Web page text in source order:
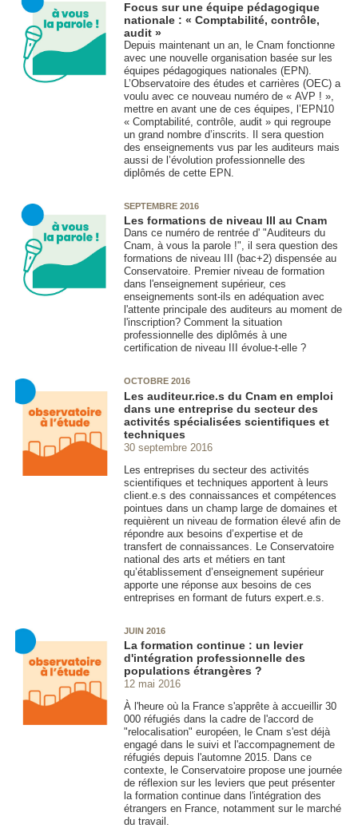
Focus sur une équipe pédagogique
nationale : « Comptabilité, contrôle,
audit »
Depuis maintenant un an, le Cnam fonctionne
avec une nouvelle organisation basée sur les
équipes pédagogiques nationales (EPN).
L’Observatoire des études et carrières (OEC) a
voulu avec ce nouveau numéro de « AVP ! »,
mettre en avant une de ces équipes, l’EPN10
« Comptabilité, contrôle, audit » qui regroupe
un grand nombre d’inscrits. Il sera question
des enseignements vus par les auditeurs mais
aussi de l’évolution professionnelle des
diplômés de cette EPN.
SEPTEMBRE 2016
Les formations de niveau III au Cnam
Dans ce numéro de rentrée d' "Auditeurs du
Cnam, à vous la parole !", il sera question des
formations de niveau III (bac+2) dispensée au
Conservatoire. Premier niveau de formation
dans l'enseignement supérieur, ces
enseignements sont-ils en adéquation avec
l'attente principale des auditeurs au moment de
l'inscription? Comment la situation
professionnelle des diplômés à une
certification de niveau III évolue-t-elle ?
OCTOBRE 2016
Les auditeur.rice.s du Cnam en emploi
dans une entreprise du secteur des
activités spécialisées scientifiques et
techniques
30 septembre 2016
Les entreprises du secteur des activités
scientifiques et techniques apportent à leurs
client.e.s des connaissances et compétences
pointues dans un champ large de domaines et
requièrent un niveau de formation élevé afin de
répondre aux besoins d’expertise et de
transfert de connaissances. Le Conservatoire
national des arts et métiers en tant
qu’établissement d’enseignement supérieur
apporte une réponse aux besoins de ces
entreprises en formant de futurs expert.e.s.
JUIN 2016
La formation continue : un levier
d'intégration professionnelle des
populations étrangères ?
12 mai 2016
À l'heure où la France s'apprête à accueillir 30
000 réfugiés dans la cadre de l'accord de
"relocalisation" européen, le Cnam s'est déjà
engagé dans le suivi et l'accompagnement de
réfugiés depuis l'automne 2015. Dans ce
contexte, le Conservatoire propose une journée
de réflexion sur les leviers que peut présenter
la formation continue dans l'intégration des
étrangers en France, notamment sur le marché
du travail.